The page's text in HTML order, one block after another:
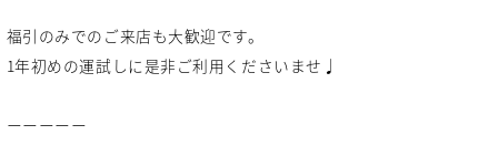
福引のみでのご来店も大歓迎です。
1年初めの運試しに是非ご利用くださいませ♩
ーーーーー